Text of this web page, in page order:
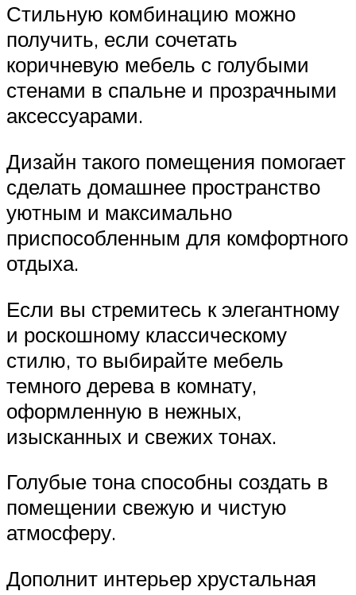
Стильную комбинацию можно
получить, если сочетать
коричневую мебель с голубыми
стенами в спальне и прозрачными
аксессуарами.
Дизайн такого помещения помогает
сделать домашнее пространство
уютным и максимально
приспособленным для комфортного
отдыха.
Если вы стремитесь к элегантному
и роскошному классическому
стилю, то выбирайте мебель
темного дерева в комнату,
оформленную в нежных,
изысканных и свежих тонах.
Голубые тона способны создать в
помещении свежую и чистую
атмосферу.
Дополнит интерьер хрустальная